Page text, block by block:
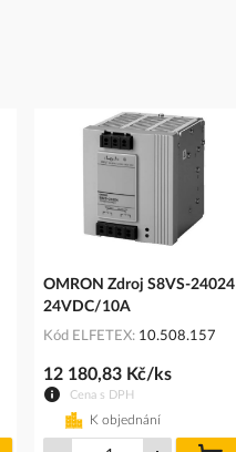
OMRON Zdroj S8VS-24024
24VDC/10A
Kód ELFETEX 10.508.157
Cena s DPH
12 180,83 Kč/ks
K objednání